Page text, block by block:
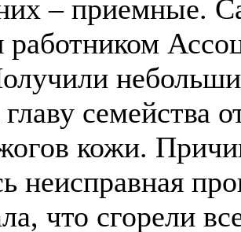
– приемные.
работником
семейства
кожи.
неисправная
что сгорели